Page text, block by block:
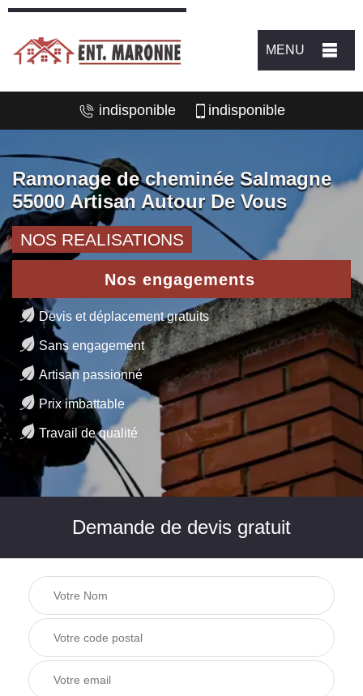
MENU
indisponible indisponible
Ramonage de cheminée Salmagne
55000 Artisan Autour De Vous
NOS REALISATIONS
Nos engagements
Devis et déplacement gratuits
Sans engagement
Artisan passionné
Prix imbattable
Travail de qualité
Demande de devis gratuit